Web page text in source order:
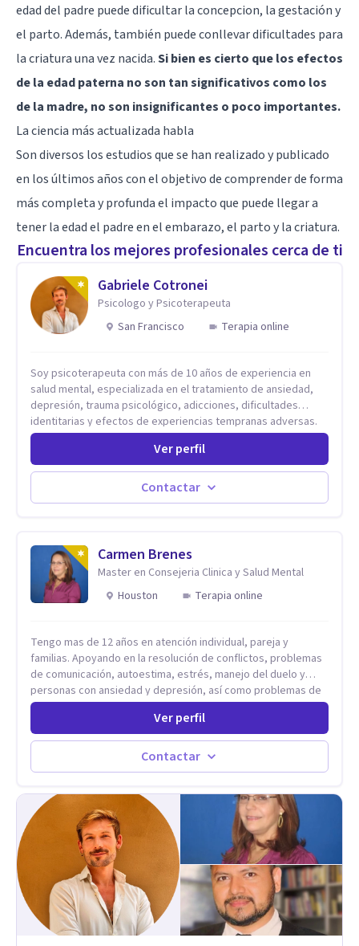
edad del padre puede dificultar la concepcion, la gestación y
el parto. Además, también puede conllevar dificultades para
la criatura una vez nacida.Si bien es cierto que los efectos
de la edad paterna no son tan significativos como los
de la madre, no son insignificantes o poco importantes.
La ciencia más actualizada habla
Son diversos los estudios que se han realizado y publicado
en los últimos años con el objetivo de comprender de forma
más completa y profunda el impacto que puede llegar a
tener la edad el padre en el embarazo, el parto y la criatura.
Encuentra los mejores profesionales cerca de ti
Gabriele Cotronei
Psicologo y Psicoterapeuta
San Francisco
Terapia online
Soy psicoterapeuta con más de 10 años de experiencia en
salud mental, especializada en el tratamiento de ansiedad,
depresión, trauma psicológico, adicciones, dificultades
identitarias y efectos de experiencias tempranas adversas.
Ofrezco un espacio terapéutico seguro, confidencial y
profundamente humano, donde el dolor emocional puede
transformarse en autoconocimiento, regulación emocional y
psicoanálisis, terapia somática y de trauma, psicología
Psicología Analítica Junguiana. Mi abordaje también incorpora
perspectivas interculturales, ecopsicología y el trabajo
simbólico con el inconsciente, entendiendo que cada
proceso terapéutico es único y requiere una mirada
Ver perfil
Contactar
Carmen Brenes
Master en Consejeria Clinica y Salud Mental
Houston
Terapia online
Tengo mas de 12 años en atención individual, pareja y
familias. Apoyando en la resolución de conflictos, problemas
de comunicación, autoestima, estrés, manejo del duelo y
personas con ansiedad y depresión, así como problemas de
conducta y comportamiento. Desarrollo de personas
Estableciendo metas a corto y largo plazo, es vital para la
vida de cada uno tener su propia vision.
Ver perfil
Contactar